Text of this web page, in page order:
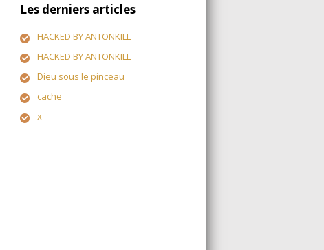
Les derniers articles
HACKED BY ANTONKILL
HACKED BY ANTONKILL
Dieu sous le pinceau
cache
x